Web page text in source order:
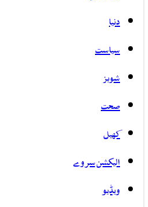
دنیا
سیاست
شوبز
صحت
کھیل
الیکشن سروے
ویڈیو